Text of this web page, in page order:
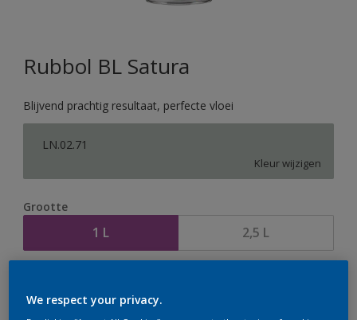
Rubbol BL Satura
Blijvend prachtig resultaat, perfecte vloei
LN.02.71
Kleur wijzigen
Grootte
1 L 2,5 L
We respect your privacy.